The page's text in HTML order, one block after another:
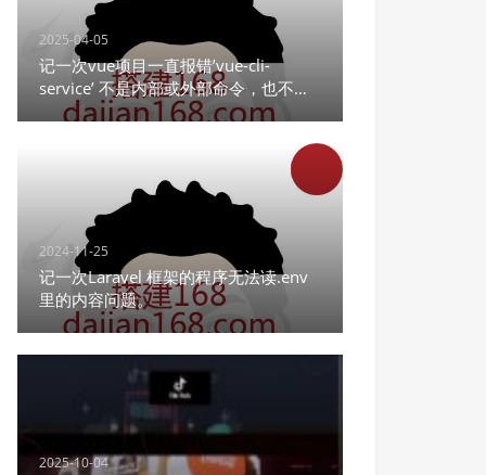
2025-04-05
记一次vue项目一直报错’vue-cli-
service’ 不是内部或外部命令，也不是
可运行的程序
2024-11-25
记一次Laravel 框架的程序无法读.env
里的内容问题。
2025-10-04